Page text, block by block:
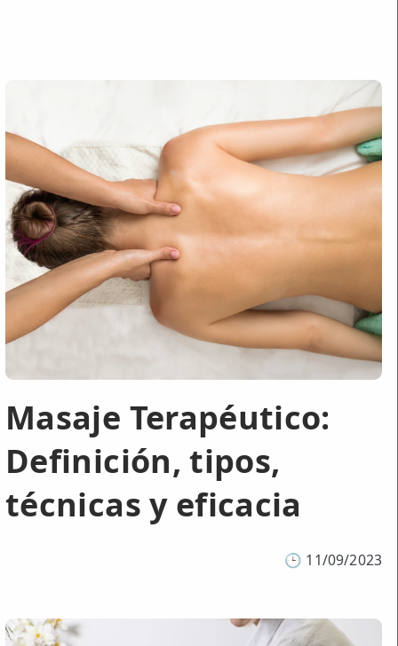
Masaje Terapéutico:
Definición, tipos,
técnicas y eficacia
🕒 11/09/2023